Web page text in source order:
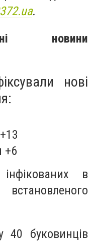
.
новини
нові
+6
в
буковинців